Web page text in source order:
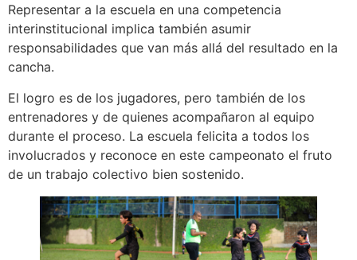
Representar a la escuela en una competencia
interinstitucional implica también asumir
responsabilidades que van más allá del resultado en la
cancha.
El logro es de los jugadores, pero también de los
entrenadores y de quienes acompañaron al equipo
durante el proceso. La escuela felicita a todos los
involucrados y reconoce en este campeonato el fruto
de un trabajo colectivo bien sostenido.